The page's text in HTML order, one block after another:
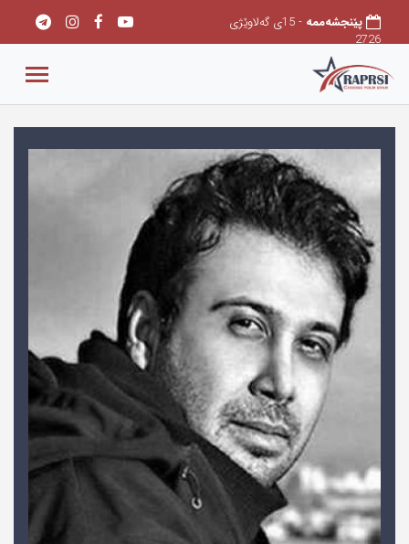
پێنجشەممه
- 15ی گەلاوێژی
2726